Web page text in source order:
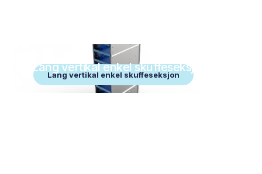
Lang vertikal enkel skuffeseksjon
Lang vertikal enkel skuffeseksjon